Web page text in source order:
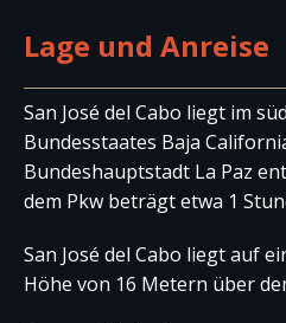
Lage und Anreise
San José del Cabo liegt im
Bundesstaates Baja
Bundeshauptstadt La Paz
dem Pkw beträgt etwa 1
San José del Cabo liegt auf
Höhe von 16 Metern über